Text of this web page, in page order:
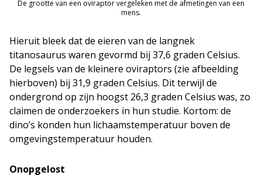
De grootte van een oviraptor vergeleken met de afmetingen van een
mens.
Hieruit bleek dat de eieren van de langnek
titanosaurus waren gevormd bij 37,6 graden Celsius.
De legsels van de kleinere oviraptors (zie afbeelding
hierboven) bij 31,9 graden Celsius. Dit terwijl de
ondergrond op zijn hoogst 26,3 graden Celsius was, zo
claimen de onderzoekers in hun studie. Kortom: de
dino’s konden hun lichaamstemperatuur boven de
omgevingstemperatuur houden.
Onopgelost